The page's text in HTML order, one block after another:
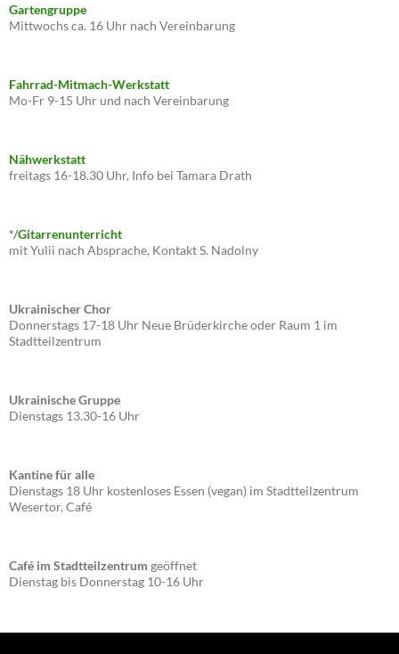
Gartengruppe
Mittwochs ca. 16 Uhr nach Vereinbarung
Fahrrad-Mitmach-Werkstatt
Mo-Fr 9-15 Uhr und nach Vereinbarung
Nähwerkstatt
freitags 16-18.30 Uhr, Info bei Tamara Drath
*/Gitarrenunterricht
mit Yulii nach Absprache, Kontakt S. Nadolny
Ukrainischer Chor
Donnerstags 17-18 Uhr Neue Brüderkirche oder Raum 1 im
Stadtteilzentrum
Ukrainische Gruppe
Dienstags 13.30-16 Uhr
Kantine für alle
Dienstags 18 Uhr kostenloses Essen (vegan) im Stadtteilzentrum
Wesertor, Café
Café im Stadtteilzentrum geöffnet
Dienstag bis Donnerstag 10-16 Uhr